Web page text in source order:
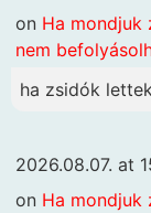
on Ha mondjuk
nem
ha zsidók
2026.08.07. at
on Ha mondjuk